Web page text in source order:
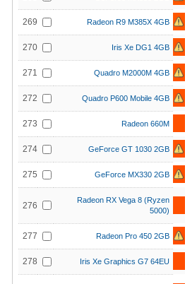
269 Radeon R9 M385X 4GB
270 Iris Xe DG1 4GB
271 Quadro M2000M 4GB
272 Quadro P600 Mobile 4GB
273 Radeon 660M
274 GeForce GT 1030 2GB
275 GeForce MX330 2GB
276
Radeon RX Vega 8 (Ryzen
5000)
277 Radeon Pro 450 2GB
278 Iris Xe Graphics G7 64EU